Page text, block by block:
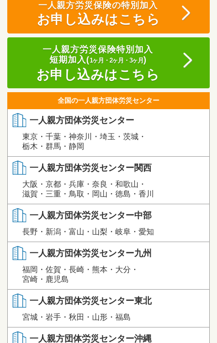
一人親方労災保険の特別加入
お申し込みはこちら
一人親方労災保険特別加入
短期加入(1ヶ月・2ヶ月・3ヶ月)
お申し込みはこちら
全国の一人親方団体労災センター
一人親方団体労災センター
東京・千葉・神奈川・埼玉・茨城・
栃木・群馬・静岡
一人親方団体労災センター関西
大阪・京都・兵庫・奈良・和歌山・
滋賀・三重・鳥取・岡山・徳島・香川
一人親方団体労災センター中部
長野・新潟・富山・山梨・岐阜・愛知
一人親方団体労災センター九州
福岡・佐賀・長崎・熊本・大分・
宮崎・鹿児島
一人親方団体労災センター東北
宮城・岩手・秋田・山形・福島
一人親方団体労災センター沖縄